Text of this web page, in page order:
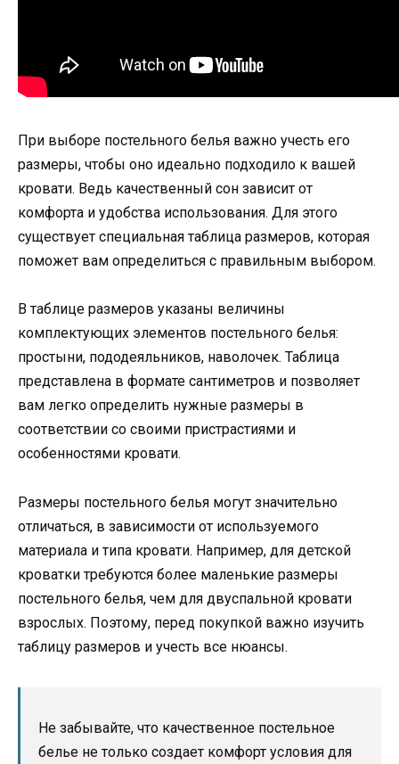
При выборе постельного белья важно учесть его
размеры, чтобы оно идеально подходило к вашей
кровати. Ведь качественный сон зависит от
комфорта и удобства использования. Для этого
существует специальная таблица размеров, которая
поможет вам определиться с правильным выбором.
В таблице размеров указаны величины
комплектующих элементов постельного белья:
простыни, пододеяльников, наволочек. Таблица
представлена в формате сантиметров и позволяет
вам легко определить нужные размеры в
соответствии со своими пристрастиями и
особенностями кровати.
Размеры постельного белья могут значительно
отличаться, в зависимости от используемого
материала и типа кровати. Например, для детской
кроватки требуются более маленькие размеры
постельного белья, чем для двуспальной кровати
взрослых. Поэтому, перед покупкой важно изучить
таблицу размеров и учесть все нюансы.
Не забывайте, что качественное постельное
белье не только создает комфорт условия для